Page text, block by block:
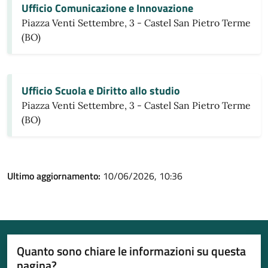
Ufficio Comunicazione e Innovazione
Piazza Venti Settembre, 3 - Castel San Pietro Terme
(BO)
Ufficio Scuola e Diritto allo studio
Piazza Venti Settembre, 3 - Castel San Pietro Terme
(BO)
Ultimo aggiornamento: 10/06/2026, 10:36
Quanto sono chiare le informazioni su questa